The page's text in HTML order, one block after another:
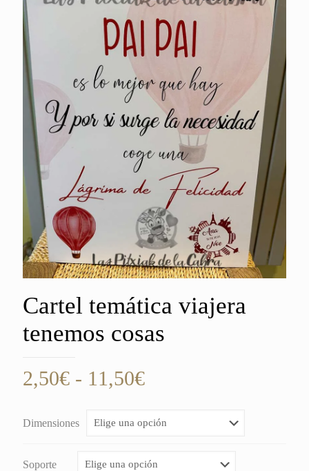
Cartel temática viajera
tenemos cosas
2,50€ - 11,50€Rango
precios:
2,50€
Dimensiones
Soporte